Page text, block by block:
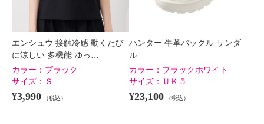
エンシュウ 接触冷感 動くたび
に涼しい 多機能 ゆっ…
カラー： ブラック
サイズ： Ｓ
¥3,990 （税込）
ハンター 牛革バックル サンダ
ル
カラー： ブラックホワイト
サイズ： ＵＫ５
¥23,100 （税込）